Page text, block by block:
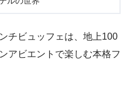
チビュッフェは、地上100
アビエントで楽しむ本格フ